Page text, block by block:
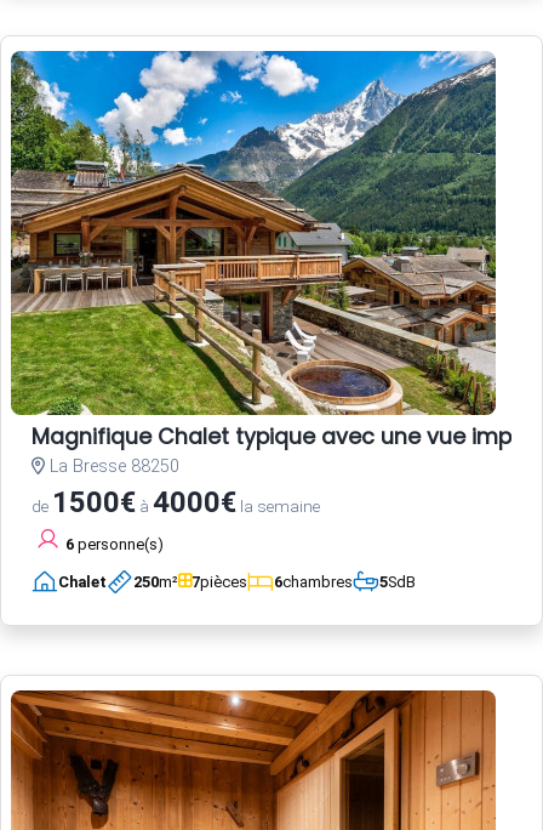
Magnifique Chalet typique avec une vue
La Bresse 88250
de 1500€ à 4000€ la semaine
6 personne(s)
Chalet 250m² 7pièces 6chambres 5SdB